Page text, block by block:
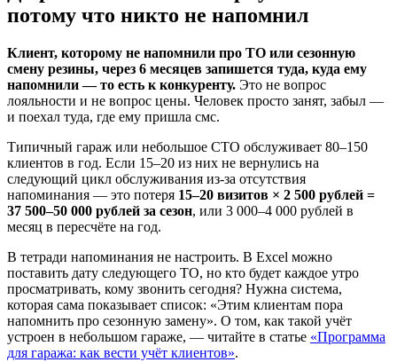
потому что никто не напомнил
Клиент, которому не напомнили про ТО или сезонную
смену резины, через 6 месяцев запишется туда, куда ему
напомнили — то есть к конкуренту. Это не вопрос
лояльности и не вопрос цены. Человек просто занят, забыл —
и поехал туда, где ему пришла смс.
Типичный гараж или небольшое СТО обслуживает 80–150
клиентов в год. Если 15–20 из них не вернулись на
следующий цикл обслуживания из-за отсутствия
напоминания — это потеря 15–20 визитов × 2 500 рублей =
37 500–50 000 рублей за сезон, или 3 000–4 000 рублей в
месяц в пересчёте на год.
В тетради напоминания не настроить. В Excel можно
поставить дату следующего ТО, но кто будет каждое утро
просматривать, кому звонить сегодня? Нужна система,
которая сама показывает список: «Этим клиентам пора
напомнить про сезонную замену». О том, как такой учёт
устроен в небольшом гараже, — читайте в статье «Программа
для гаража: как вести учёт клиентов».